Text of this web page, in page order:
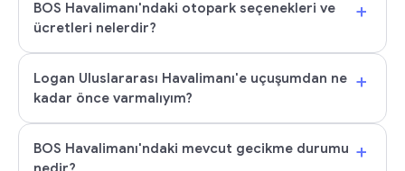
BOS Havalimanı'ndaki otopark seçenekleri ve
ücretleri nelerdir?
+
Logan Uluslararası Havalimanı'e uçuşumdan ne
kadar önce varmalıyım?
+
BOS Havalimanı'ndaki mevcut gecikme durumu +